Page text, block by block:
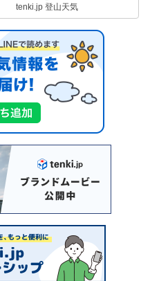
tenki.jp 登山天気